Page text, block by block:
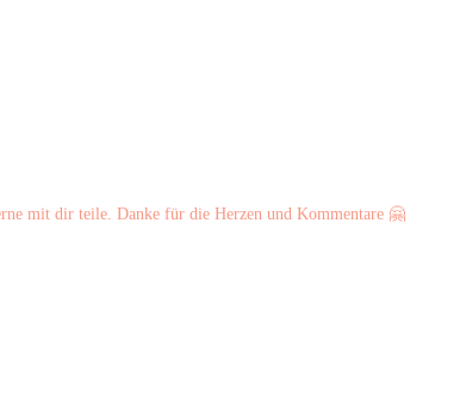
mit dir teile. Danke für die Herzen und Kommentare 🤗